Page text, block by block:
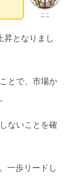
ここ
昇となりまし
とで、市場か
ないことを確
一歩リードし